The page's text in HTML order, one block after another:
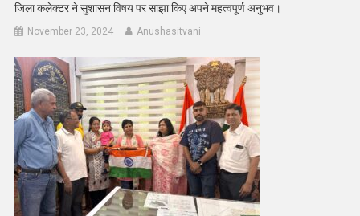
जिला कलेक्टर ने सुशासन विषय पर साझा किए अपने महत्वपूर्ण अनुभव।
November 23, 2024 Anushasitvani